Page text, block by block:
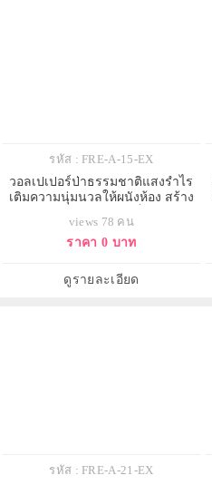
รหัส : FRE-A-15-EX
วอลเปเปอร์ป่าธรรมชาติแสงรำไร
เติมความนุ่มนวลให้ผนังห้อง สร้าง
views 78 คน
ราคา 0 บาท
ดูรายละเอียด
รหัส : FRE-A-21-EX